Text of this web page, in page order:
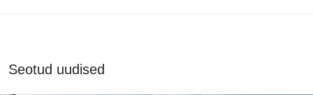
Seotud uudised